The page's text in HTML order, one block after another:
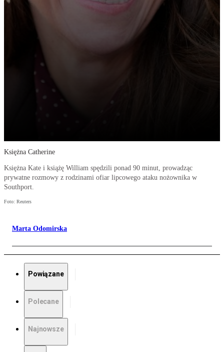
Księżna Catherine
Księżna Kate i książę William spędzili ponad 90 minut, prowadząc
prywatne rozmowy z rodzinami ofiar lipcowego ataku nożownika w
Southport.
Foto: Reuters
Marta Odomirska
Powiązane
Polecane
Najnowsze